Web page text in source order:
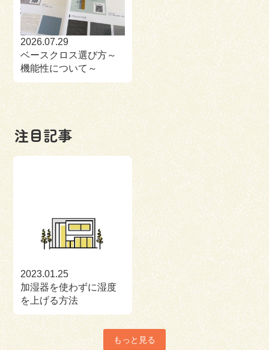
2026.07.29
ベースクロス選び方～
機能性について～
注目記事
2023.01.25
加湿器を使わずに湿度
を上げる方法
もっと見る